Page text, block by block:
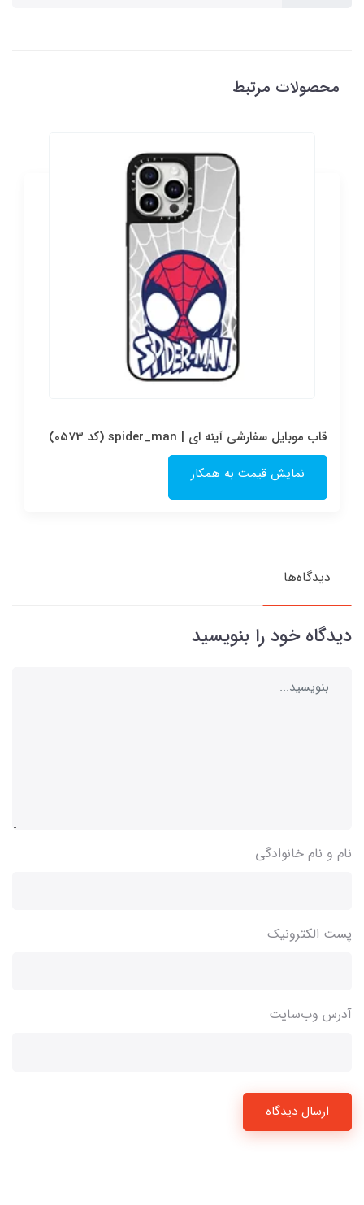
محصولات مرتبط
قاب موبایل سفارشی آینه ای | spider_man (کد 0573)
نمایش قیمت به همکار
دیدگاه‌ها
دیدگاه خود را بنویسید
نام و نام خانوادگی
پست الکترونیک
آدرس وب‌سایت
ارسال دیدگاه